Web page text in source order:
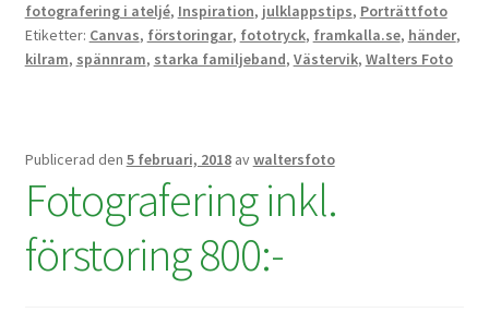
fotografering i ateljé, Inspiration, julklappstips, Porträttfoto
Etiketter: Canvas, förstoringar, fototryck, framkalla.se, händer,
kilram, spännram, starka familjeband, Västervik, Walters Foto
Publicerad den 5 februari, 2018 avwaltersfoto
Fotografering inkl.
förstoring 800:-